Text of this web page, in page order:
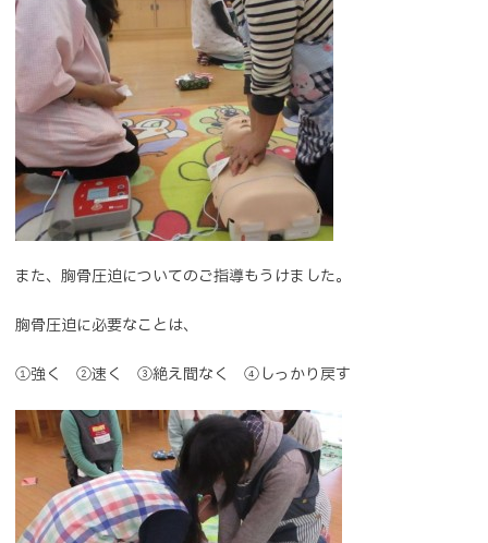
また、胸骨圧迫についてのご指導もうけました。
胸骨圧迫に必要なことは、
①強く ②速く ③絶え間なく ④しっかり戻す